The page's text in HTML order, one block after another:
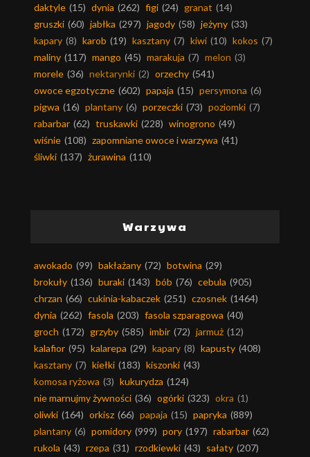
daktyle (15) dynia (262) figi (24) granat (14)
gruszki (60) jabłka (297) jagody (58) jeżyny (33)
kapary (8) karob (19) kasztany (7) kiwi (10) kokos (7)
maliny (117) mango (45) marakuja (7) melon (3)
morele (36) nektarynki (2) orzechy (541)
owoce egzotyczne (602) papaja (15) persymona (6)
pigwa (16) plantany (6) porzeczki (73) poziomki (7)
rabarbar (62) truskawki (228) winogrono (49)
wiśnie (108) zapomniane owoce i warzywa (41)
śliwki (137) żurawina (110)
Warzywa
awokado (99) bakłażany (72) botwina (29)
brokuły (136) buraki (143) bób (76) cebula (905)
chrzan (66) cukinia-kabaczek (251) czosnek (1464)
dynia (262) fasola (203) fasola szparagowa (40)
groch (172) grzyby (585) imbir (72) jarmuż (12)
kalafior (95) kalarepa (29) kapary (8) kapusty (408)
kasztany (7) kiełki (183) kiszonki (43)
komosa ryżowa (3) kukurydza (124)
nie marnujmy żywności (36) ogórki (323) okra (1)
oliwki (164) orkisz (66) papaja (15) papryka (889)
plantany (6) pomidory (999) pory (197) rabarbar (62)
rukola (43) rzepa (31) rzodkiewki (43) sałaty (207)